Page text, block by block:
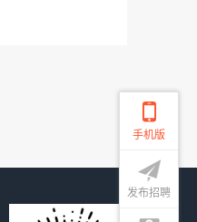
手机版
发布招聘